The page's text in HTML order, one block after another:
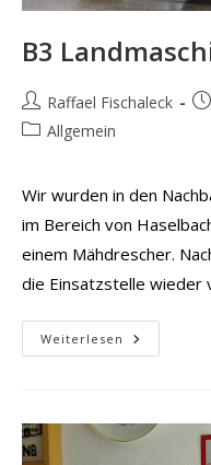
B3
Beitrags-
Autor:
Raffael Fischaleck
Beitrags-
Allgemein
Wir wurden in den
im Bereich von
einem Mähdrescher.
die Einsatzstelle wieder
Weiterlesen B3